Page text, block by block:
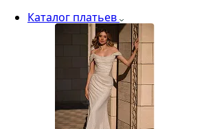
Каталог платьев